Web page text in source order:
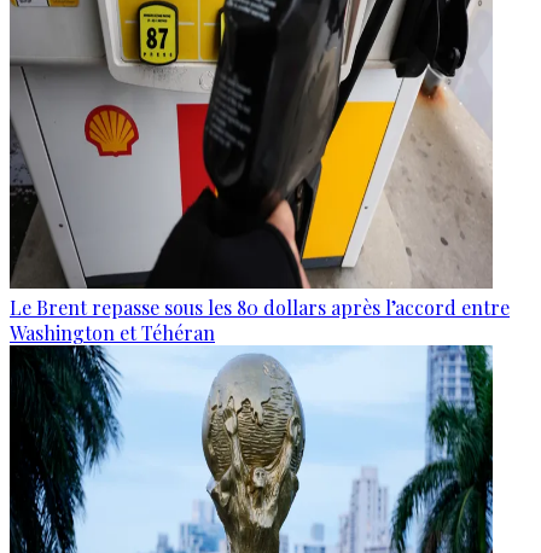
Le Brent repasse sous les 80 dollars après l’accord entre
Washington et Téhéran